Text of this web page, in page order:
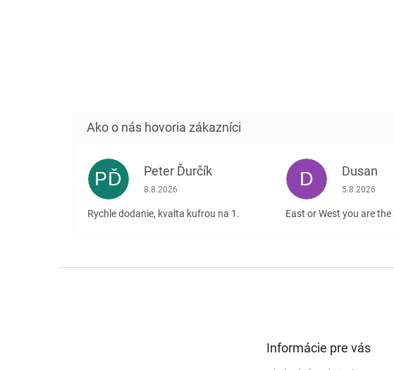
PĎ Peter Ďurčík
Hodnotenie obchodu je 5 z 5 hviezdičiek.
8.8.2026
Rychle dodanie, kvalta kufrou na 1.
D Dusan
Hodnotenie
5.8.2026
East or West you are the
Informácie pre vás